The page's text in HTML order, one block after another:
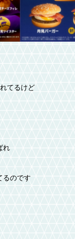
てるけど
れ
るのです